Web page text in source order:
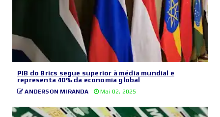
PIB do Brics segue superior à média mundial e
representa 40% da economia global
ANDERSON MIRANDA Mai 02, 2025